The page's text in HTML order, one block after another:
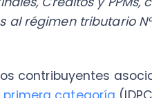
considerar,
en la renta
AQUÍ SOBRE LA